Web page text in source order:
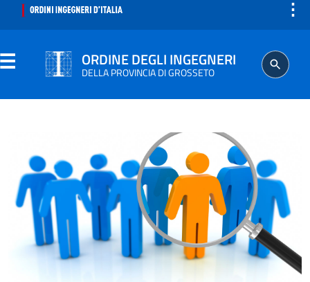
⋮
ORDINE DEGLI INGEGNERI
DELLA PROVINCIA DI GROSSETO
SEGRETERIA
ISCRITTO
PROFESSIONE